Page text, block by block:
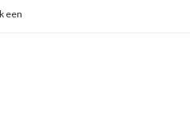
ISO:9001